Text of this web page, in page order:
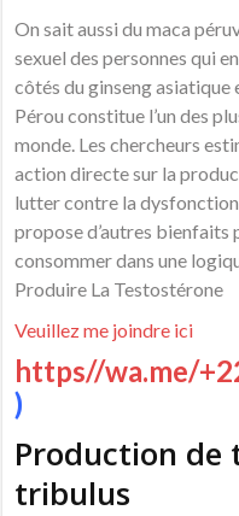
On sait aussi du maca
sexuel des personnes qui
côtés du ginseng asiatique
Pérou constitue l’un des
monde. Les chercheurs
action directe sur la
lutter contre la
propose d’autres bienfaits
consommer dans une
Produire La Testostérone
Veuillez me joindre ici
https//wa.me/
)
Production de
tribulus